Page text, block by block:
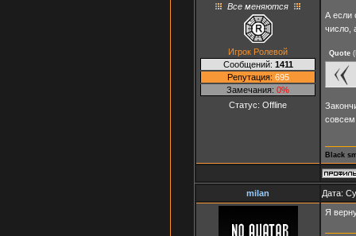
Все меняются
Игрок Ролевой
Сообщений: 1411
Репутация: 695
Замечания: 0%
Статус: Offline
А если
число,
Quote (
совсем
Black
milan Дата:
Я